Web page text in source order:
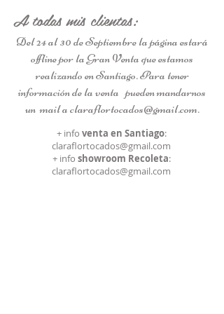
A todas mis clientas:
Del 24 al 30 de Septiembre la página estará
offline por la Gran Venta que estamos
realizando en Santiago. Para tener
información de la venta pueden mandarnos
un mail aclaraflortocados@gmail.com.
+ info venta en Santiago:
claraflortocados@gmail.com
+ info showroom Recoleta:
claraflortocados@gmail.com